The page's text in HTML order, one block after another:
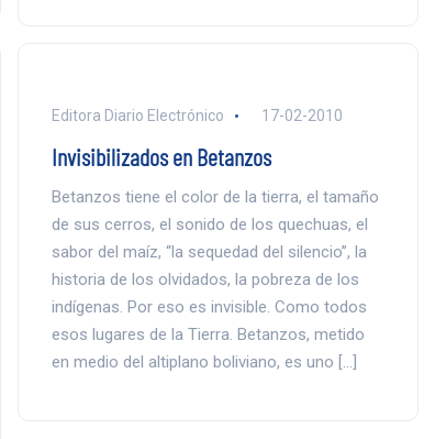
Editora Diario Electrónico 17-02-2010
Invisibilizados en Betanzos
Betanzos tiene el color de la tierra, el tamaño
de sus cerros, el sonido de los quechuas, el
sabor del maíz, “la sequedad del silencio”, la
historia de los olvidados, la pobreza de los
indígenas. Por eso es invisible. Como todos
esos lugares de la Tierra. Betanzos, metido
en medio del altiplano boliviano, es uno […]